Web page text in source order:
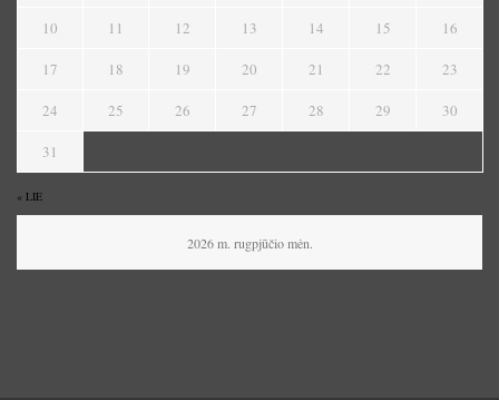
2026 m. rugpjūčio mėn.
« LIE
10 11 12 13 14 15 16
17 18 19 20 21 22 23
24 25 26 27 28 29 30
31